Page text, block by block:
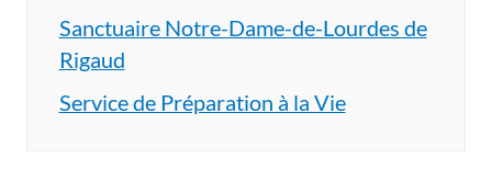
Sanctuaire Notre-Dame-de-Lourdes de
Rigaud
Service de Préparation à la Vie